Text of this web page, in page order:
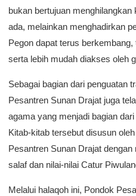
bukan bertujuan
ada, melainkan menghadirkan
Pegon dapat terus
serta lebih mudah diakses oleh
Sebagai bagian dari penguatan
Pesantren Sunan Drajat juga
agama yang menjadi bagian
Kitab-kitab tersebut disusun
Pesantren Sunan Drajat
salaf dan nilai-nilai Catur
Melalui halaqoh ini, Pondok